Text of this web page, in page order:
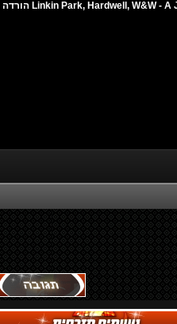
Linkin Park, Hardwell, W&W - A Jumper That Never comes SMASH F2H הורדה